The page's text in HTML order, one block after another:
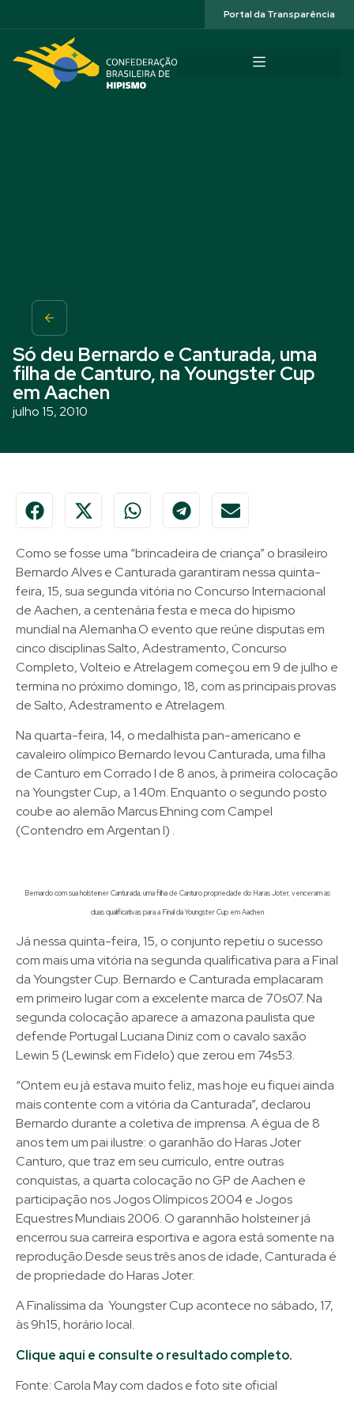
Portal da Transparência
Só deu Bernardo e Canturada, uma
filha de Canturo, na Youngster Cup
em Aachen
julho 15, 2010
Como se fosse uma “brincadeira de criança” o brasileiro
Bernardo Alves e Canturada garantiram nessa quinta-
feira, 15, sua segunda vitória no Concurso Internacional
de Aachen, a centenária festa e meca do hipismo
mundial na Alemanha.O evento que reúne disputas em
cinco disciplinas Salto, Adestramento, Concurso
Completo, Volteio e Atrelagem começou em 9 de julho e
termina no próximo domingo, 18, com as principais provas
de Salto, Adestramento e Atrelagem.
Na quarta-feira, 14, o medalhista pan-americano e
cavaleiro olímpico Bernardo levou Canturada, uma filha
de Canturo em Corrado I de 8 anos, à primeira colocação
na Youngster Cup, a 1.40m. Enquanto o segundo posto
coube ao alemão Marcus Ehning com Campel
(Contendro em Argentan I) .
Bernardo com sua holsteiner Canturada, uma filha de Canturo propriedade do Haras Joter, venceram as
duas qualificativas para a Final da Youngster Cup em Aachen
Já nessa quinta-feira, 15, o conjunto repetiu o sucesso
com mais uma vitória na segunda qualificativa para a Final
da Youngster Cup. Bernardo e Canturada emplacaram
em primeiro lugar com a excelente marca de 70s07. Na
segunda colocação aparece a amazona paulista que
defende Portugal Luciana Diniz com o cavalo saxão
Lewin 5 (Lewinsk em Fidelo) que zerou em 74s53.
“Ontem eu já estava muito feliz, mas hoje eu fiquei ainda
mais contente com a vitória da Canturada”, declarou
Bernardo durante a coletiva de imprensa. A égua de 8
anos tem um pai ilustre: o garanhão do Haras Joter
Canturo, que traz em seu curriculo, entre outras
conquistas, a quarta colocação no GP de Aachen e
participação nos Jogos Olímpicos 2004 e Jogos
Equestres Mundiais 2006. O garannhão holsteiner já
encerrou sua carreira esportiva e agora está somente na
reprodução.Desde seus três anos de idade, Canturada é
de propriedade do Haras Joter.
A Finalíssima da Youngster Cup acontece no sábado, 17,
às 9h15, horário local.
Clique aqui e consulte o resultado completo.
Fonte: Carola May com dados e foto site oficial